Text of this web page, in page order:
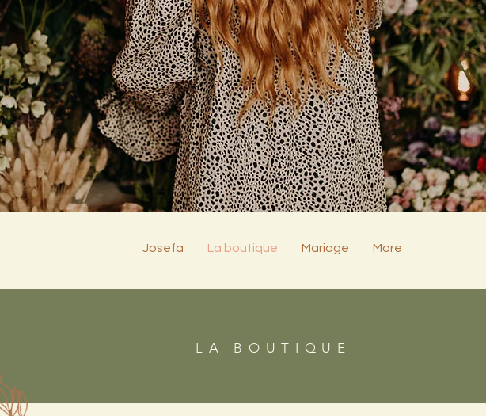
LA BOUTIQUE
Josefa La boutique Mariage More